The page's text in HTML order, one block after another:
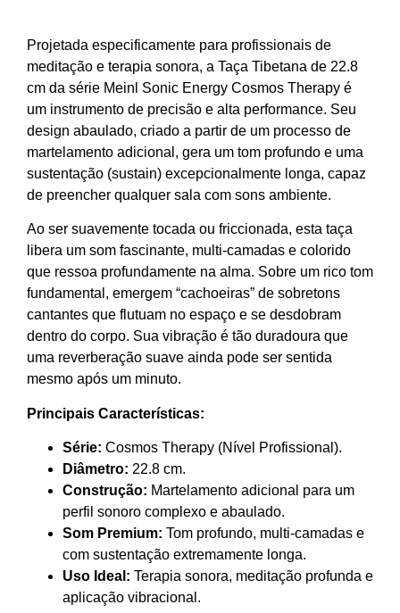
Projetada especificamente para profissionais de
meditação e terapia sonora, a Taça Tibetana de 22.8
cm da série Meinl Sonic Energy Cosmos Therapy é
um instrumento de precisão e alta performance. Seu
design abaulado, criado a partir de um processo de
martelamento adicional, gera um tom profundo e uma
sustentação (sustain) excepcionalmente longa, capaz
de preencher qualquer sala com sons ambiente.
Ao ser suavemente tocada ou friccionada, esta taça
libera um som fascinante, multi-camadas e colorido
que ressoa profundamente na alma. Sobre um rico tom
fundamental, emergem “cachoeiras” de sobretons
cantantes que flutuam no espaço e se desdobram
dentro do corpo. Sua vibração é tão duradoura que
uma reverberação suave ainda pode ser sentida
mesmo após um minuto.
Principais Características:
Série: Cosmos Therapy (Nível Profissional).
Diâmetro: 22.8 cm.
Construção: Martelamento adicional para um
perfil sonoro complexo e abaulado.
Som Premium: Tom profundo, multi-camadas e
com sustentação extremamente longa.
Uso Ideal: Terapia sonora, meditação profunda e
aplicação vibracional.